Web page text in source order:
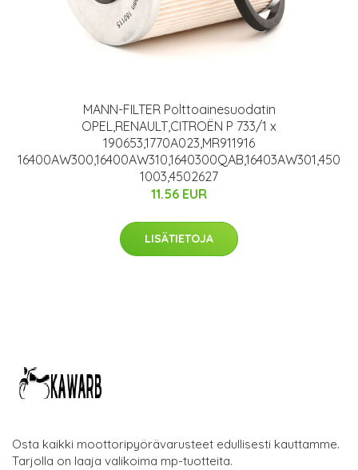
MANN-FILTER Polttoainesuodatin
OPEL,RENAULT,CITROËN P 733/1 x
190653,1770A023,MR911916
16400AW300,16400AW310,1640300QAB,16403AW301,450
1003,4502627
11.56 EUR
LISÄTIETOJA
Osta kaikki moottoripyörävarusteet edullisesti kauttamme.
Tarjolla on laaja valikoima mp-tuotteita.